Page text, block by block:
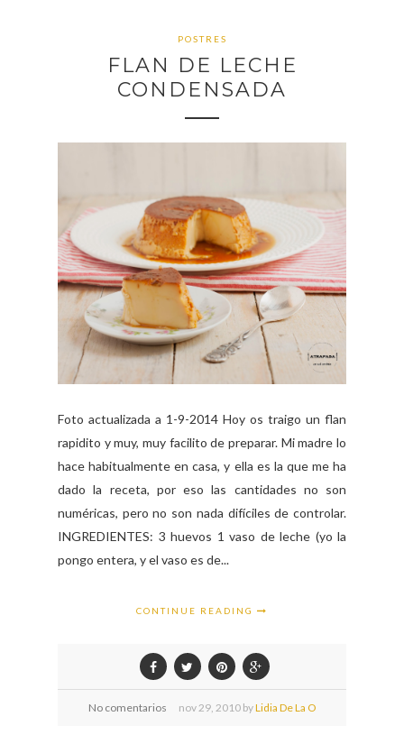
POSTRES
FLAN DE LECHE
CONDENSADA
Foto actualizada a 1-9-2014 Hoy os traigo un flan
rapidito y muy, muy facilito de preparar. Mi madre lo
hace habitualmente en casa, y ella es la que me ha
dado la receta, por eso las cantidades no son
numéricas, pero no son nada difíciles de controlar.
INGREDIENTES: 3 huevos 1 vaso de leche (yo la
pongo entera, y el vaso es de...
CONTINUE READING
No comentarios nov29, 2010 byLidia De La O